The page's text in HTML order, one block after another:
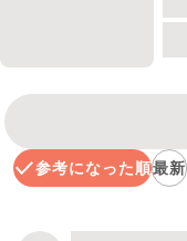
参考になった順最新